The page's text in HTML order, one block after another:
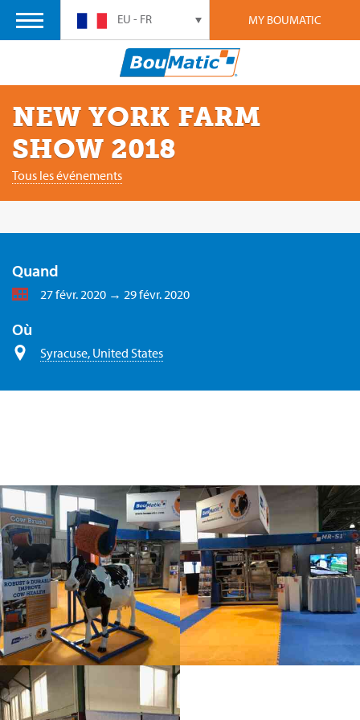
MY BOUMATIC
EU - FR
NEW YORK FARM
SHOW 2018
Tous les événements
Quand
27 févr. 2020 → 29 févr. 2020
Où
Syracuse, United States